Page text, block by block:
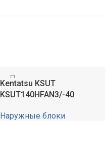
Kentatsu KSUT
KSUT140HFAN3/-40
Наружные блоки